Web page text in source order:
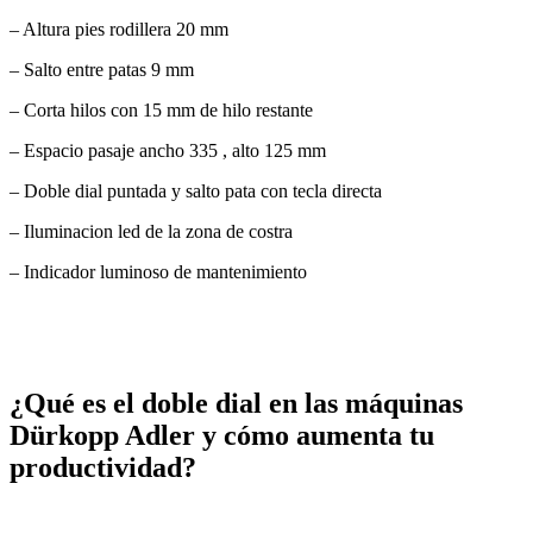
– Altura pies rodillera 20 mm
– Salto entre patas 9 mm
– Corta hilos con 15 mm de hilo restante
– Espacio pasaje ancho 335 , alto 125 mm
– Doble dial puntada y salto pata con tecla directa
– Iluminacion led de la zona de costra
– Indicador luminoso de mantenimiento
¿Qué es el doble dial en las máquinas
Dürkopp Adler y cómo aumenta tu
productividad?